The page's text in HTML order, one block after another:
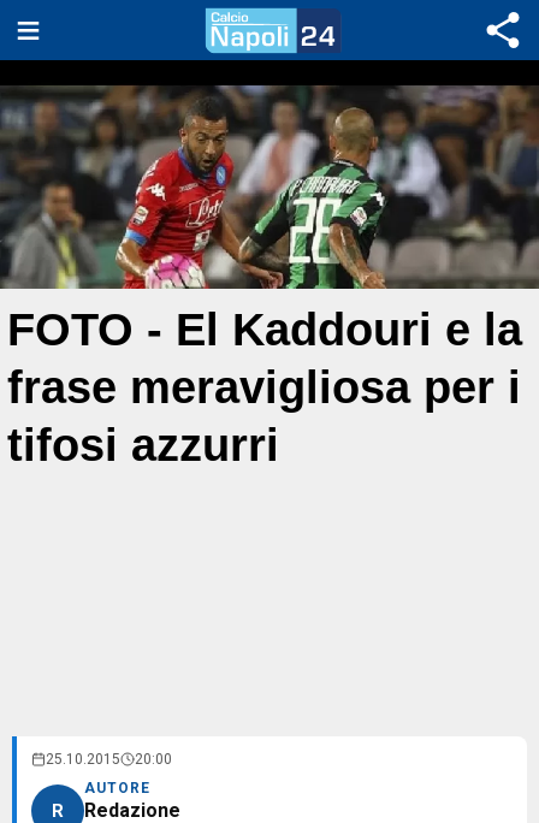
FOTO - El Kaddouri e la
frase meravigliosa per i
tifosi azzurri
25.10.2015 20:00
R
AUTORE
Redazione